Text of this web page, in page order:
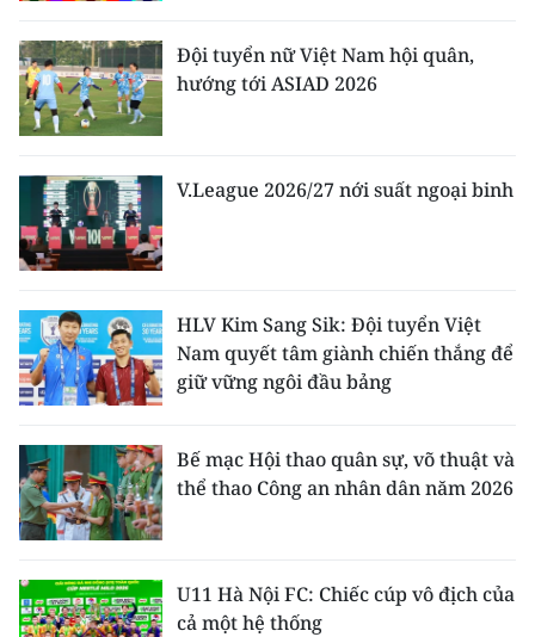
Đội tuyển nữ Việt Nam hội quân,
hướng tới ASIAD 2026
V.League 2026/27 nới suất ngoại binh
HLV Kim Sang Sik: Đội tuyển Việt
Nam quyết tâm giành chiến thắng để
giữ vững ngôi đầu bảng
Bế mạc Hội thao quân sự, võ thuật và
thể thao Công an nhân dân năm 2026
U11 Hà Nội FC: Chiếc cúp vô địch của
cả một hệ thống